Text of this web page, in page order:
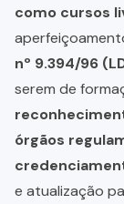
como cursos
nº 9.394/96
serem de
órgãos
e atualização